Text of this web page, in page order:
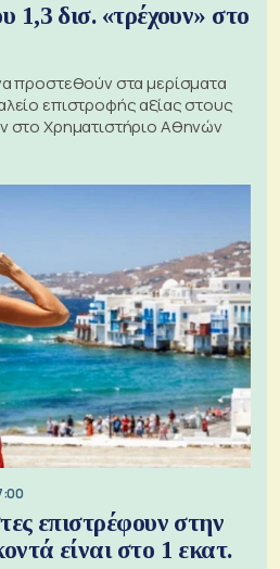
1,3 δισ. «τρέχουν» στο
προστεθούν στα μερίσματα
επιστροφής αξίας στους
στο Χρηματιστήριο Αθηνών
επιστρέφουν στην
είναι στο 1 εκατ.